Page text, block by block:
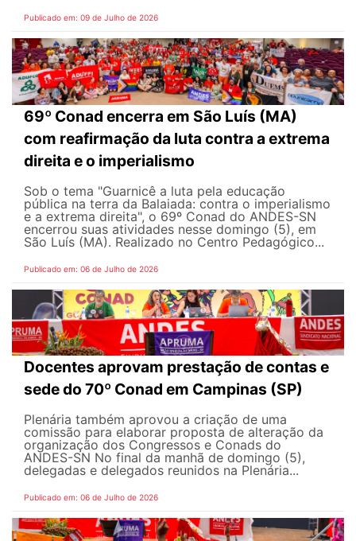
Publicado em: 09 de Julho de 2026
69º Conad encerra em São Luís (MA)
com reafirmação da luta contra a extrema
direita e o imperialismo
Sob o tema "Guarnicê a luta pela educação
pública na terra da Balaiada: contra o imperialismo
e a extrema direita", o 69º Conad do ANDES-SN
encerrou suas atividades nesse domingo (5), em
São Luís (MA). Realizado no Centro Pedagógico...
Publicado em: 06 de Julho de 2026
Docentes aprovam prestação de contas e
sede do 70º Conad em Campinas (SP)
Plenária também aprovou a criação de uma
comissão para elaborar proposta de alteração da
organização dos Congressos e Conads do
ANDES-SN No final da manhã de domingo (5),
delegadas e delegados reunidos na Plenária...
Publicado em: 06 de Julho de 2026